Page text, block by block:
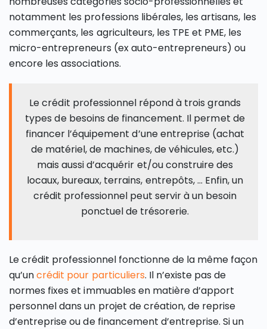
notamment les professions libérales, les artisans, les
commerçants, les agriculteurs, les TPE et PME, les
micro-entrepreneurs (ex auto-entrepreneurs) ou
encore les associations.
Le crédit professionnel répond à trois grands
types de besoins de financement. Il permet de
financer l’équipement d’une entreprise (achat
de matériel, de machines, de véhicules, etc.)
mais aussi d’acquérir et/ou construire des
locaux, bureaux, terrains, entrepôts, … Enfin, un
crédit professionnel peut servir à un besoin
ponctuel de trésorerie.
Le crédit professionnel fonctionne de la même façon
qu’uncrédit pour particuliers. Il n’existe pas de
normes fixes et immuables en matière d’apport
personnel dans un projet de création, de reprise
d’entreprise ou de financement d’entreprise. Si un